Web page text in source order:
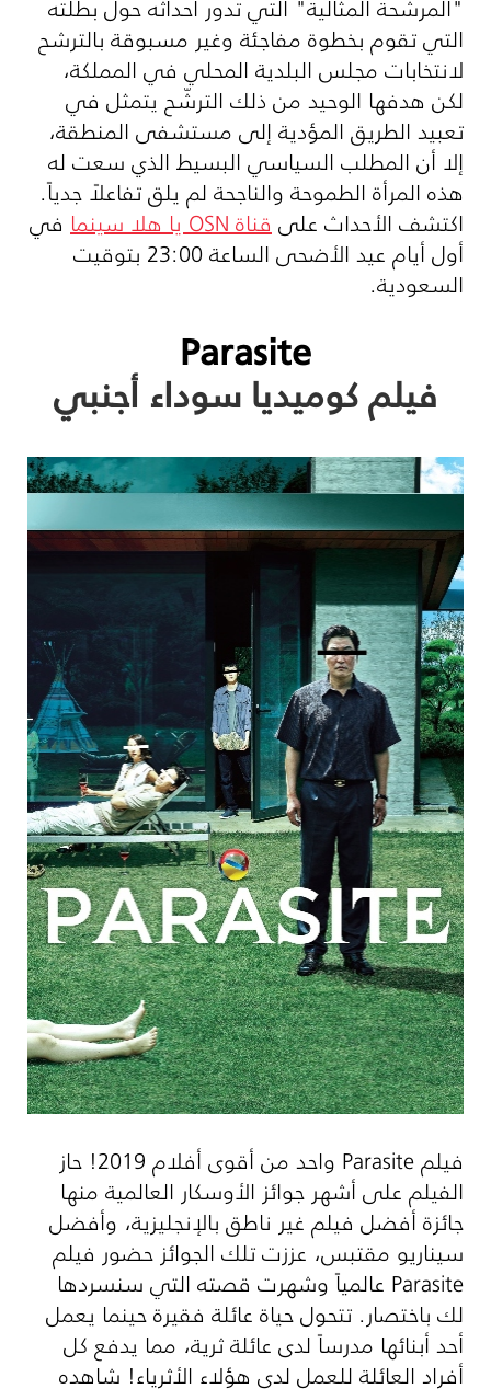
التي تقوم بخطوة مفاجئة وغير مسبوقة بالترشح
لانتخابات مجلس البلدية المحلي في المملكة،
لكن هدفها الوحيد من ذلك الترشّح يتمثل في
تعبيد الطريق المؤدية إلى مستشفى المنطقة،
إلا أن المطلب السياسي البسيط الذي سعت له
هذه المرأة الطموحة والناجحة لم يلق تفاعلاً جدياً.
اكتشف الأحداث علىقناةOSNيا هلا سينما في
أول أيام عيد الأضحى الساعة 23:00 بتوقيت
السعودية.
Parasite
فيلم كوميديا سوداء أجنبي
فيلمParasite واحد من أقوى أفلام 2019! حاز
الفيلم على أشهر جوائز الأوسكار العالمية منها
جائزة أفضل فيلم غير ناطق بالإنجليزية، وأفضل
سيناريو مقتبس، عززت تلك الجوائز حضور فيلم
Parasite عالمياً وشهرت قصته التي سنسردها
لك باختصار. تتحول حياة عائلة فقيرة حينما يعمل
أحد أبنائها مدرساً لدى عائلة ثرية، مما يدفع كل
أفراد العائلة للعمل لدى هؤلاء الأثرياء! شاهده